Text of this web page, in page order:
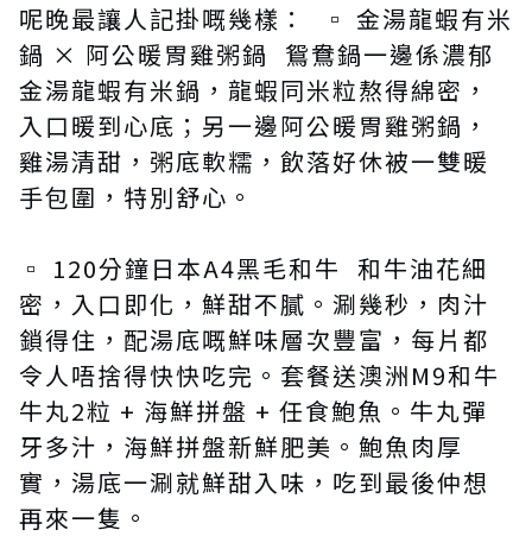
呢晚最讓人記掛嘅幾樣： ▫️ 金湯龍蝦有米
鍋 × 阿公暖胃雞粥鍋 鴛鴦鍋一邊係濃郁
金湯龍蝦有米鍋，龍蝦同米粒熬得綿密，
入口暖到心底；另一邊阿公暖胃雞粥鍋，
雞湯清甜，粥底軟糯，飲落好休被一雙暖
手包圍，特別舒心。
▫️ 120分鐘日本A4黑毛和牛 和牛油花細
密，入口即化，鮮甜不膩。涮幾秒，肉汁
鎖得住，配湯底嘅鮮味層次豐富，每片都
令人唔捨得快快吃完。套餐送澳洲M9和牛
牛丸2粒 + 海鮮拼盤 + 任食鮑魚。牛丸彈
牙多汁，海鮮拼盤新鮮肥美。鮑魚肉厚
實，湯底一涮就鮮甜入味，吃到最後仲想
再來一隻。